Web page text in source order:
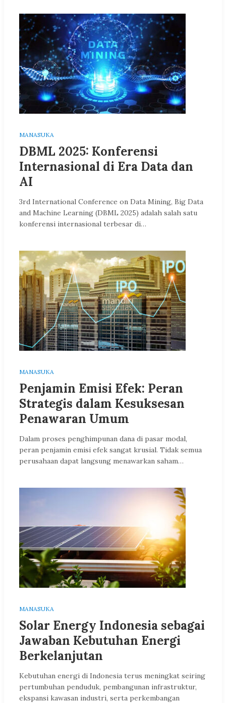
MANASUKA
DBML 2025: Konferensi
Internasional di Era Data dan
AI
3rd International Conference on Data Mining, Big Data
and Machine Learning (DBML 2025) adalah salah satu
konferensi internasional terbesar di…
MANASUKA
Penjamin Emisi Efek: Peran
Strategis dalam Kesuksesan
Penawaran Umum
Dalam proses penghimpunan dana di pasar modal,
peran penjamin emisi efek sangat krusial. Tidak semua
perusahaan dapat langsung menawarkan saham…
MANASUKA
Solar Energy Indonesia sebagai
Jawaban Kebutuhan Energi
Berkelanjutan
Kebutuhan energi di Indonesia terus meningkat seiring
pertumbuhan penduduk, pembangunan infrastruktur,
ekspansi kawasan industri, serta perkembangan